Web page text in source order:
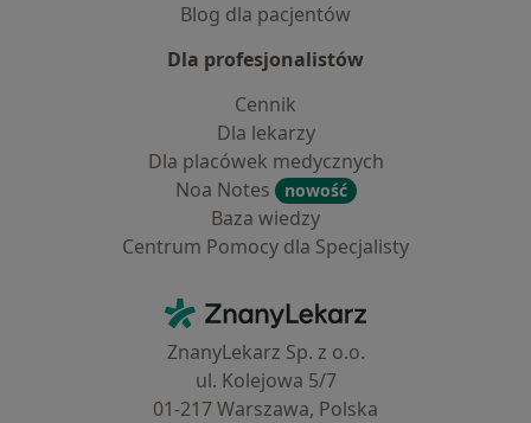
Blog dla pacjentów
Dla profesjonalistów
Cennik
Dla lekarzy
Dla placówek medycznych
Noa Notes
nowość
Baza wiedzy
Centrum Pomocy dla Specjalisty
ZnanyLekarz - Strona główna
ZnanyLekarz Sp. z o.o.
ul. Kolejowa 5/7
01-217 Warszawa, Polska